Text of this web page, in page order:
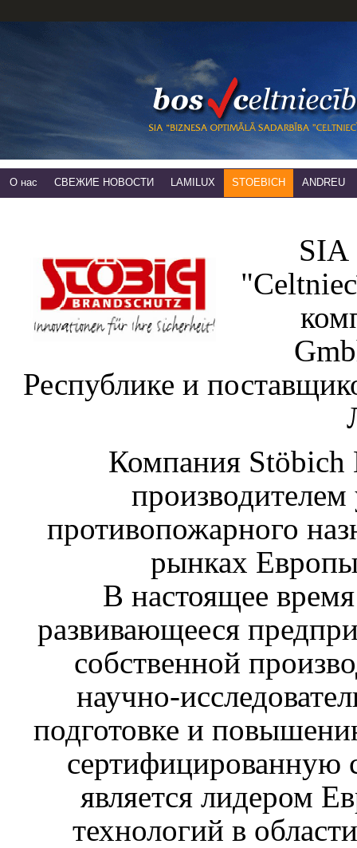
О нас СВЕЖИЕ НОВОСТИ LAMILUX STOEBICH ANDREU
SIA
Республике и
Компания Stöbich
противопожарного
рынках
В настоящее
развивающееся
собственной
научно-
подготовке и
сертифицированную
является лидером
технологий в